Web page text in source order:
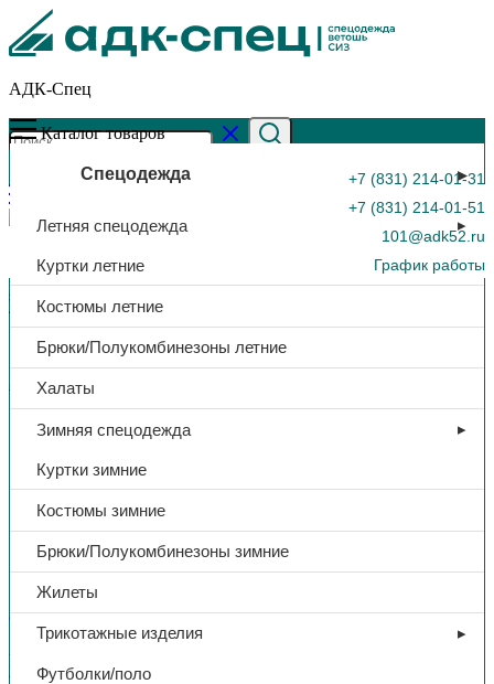
АДК-Спец
+7 (831) 214-01-31
+7 (831) 214-01-51
101@adk52.ru
График работы
0
Каталог товаров
Спецодежда
Летняя спецодежда
Куртки летние
Костюмы летние
Брюки/Полукомбинезоны летние
Халаты
Зимняя спецодежда
Куртки зимние
Костюмы зимние
Брюки/Полукомбинезоны зимние
Жилеты
Трикотажные изделия
Футболки/поло
Главная страница»Каталог»Перчатки х/б, рельефный
латекс, «СОПОТ», синий, арт. П2244-1
Защита рук
Перчатки х/б, рельефный
латекс, «СОПОТ», синий, арт.
П2244-1
187,00₽
В избранное
механических воздействий